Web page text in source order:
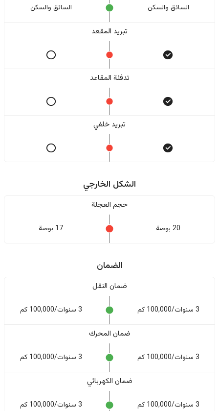
السائق والسکن السائق والسکن
تبريد المقعد
تدفئة المقاعد
تبريد خلفي
الشكل الخارجي
حجم العجلة
20 بوصة 17 بوصة
الضمان
ضمان النقل
3 سنوات/100,000 كم 3 سنوات/100,000 كم
ضمان المحرك
3 سنوات/100,000 كم 3 سنوات/100,000 كم
ضمان الكهربائي
3 سنوات/100,000 كم 3 سنوات/100,000 كم